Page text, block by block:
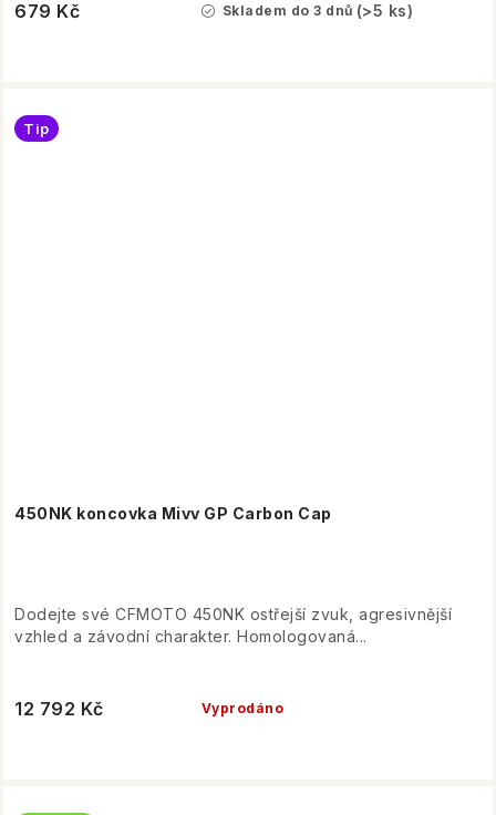
Skladem do 3 dnů (>5 ks)
679 Kč
450NK koncovka Mivv GP Carbon Cap
Tip
Vyprodáno
12 792 Kč
Dodejte své CFMOTO 450NK ostřejší zvuk, agresivnější
vzhled a závodní charakter. Homologovaná...